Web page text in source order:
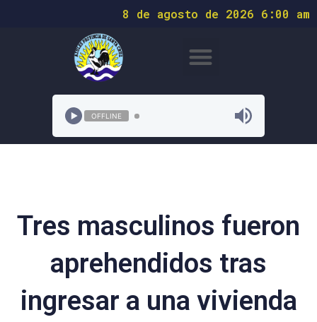
8 de agosto de 2026 6:00 am
OFFLINE
Tres masculinos fueron
aprehendidos tras
ingresar a una vivienda